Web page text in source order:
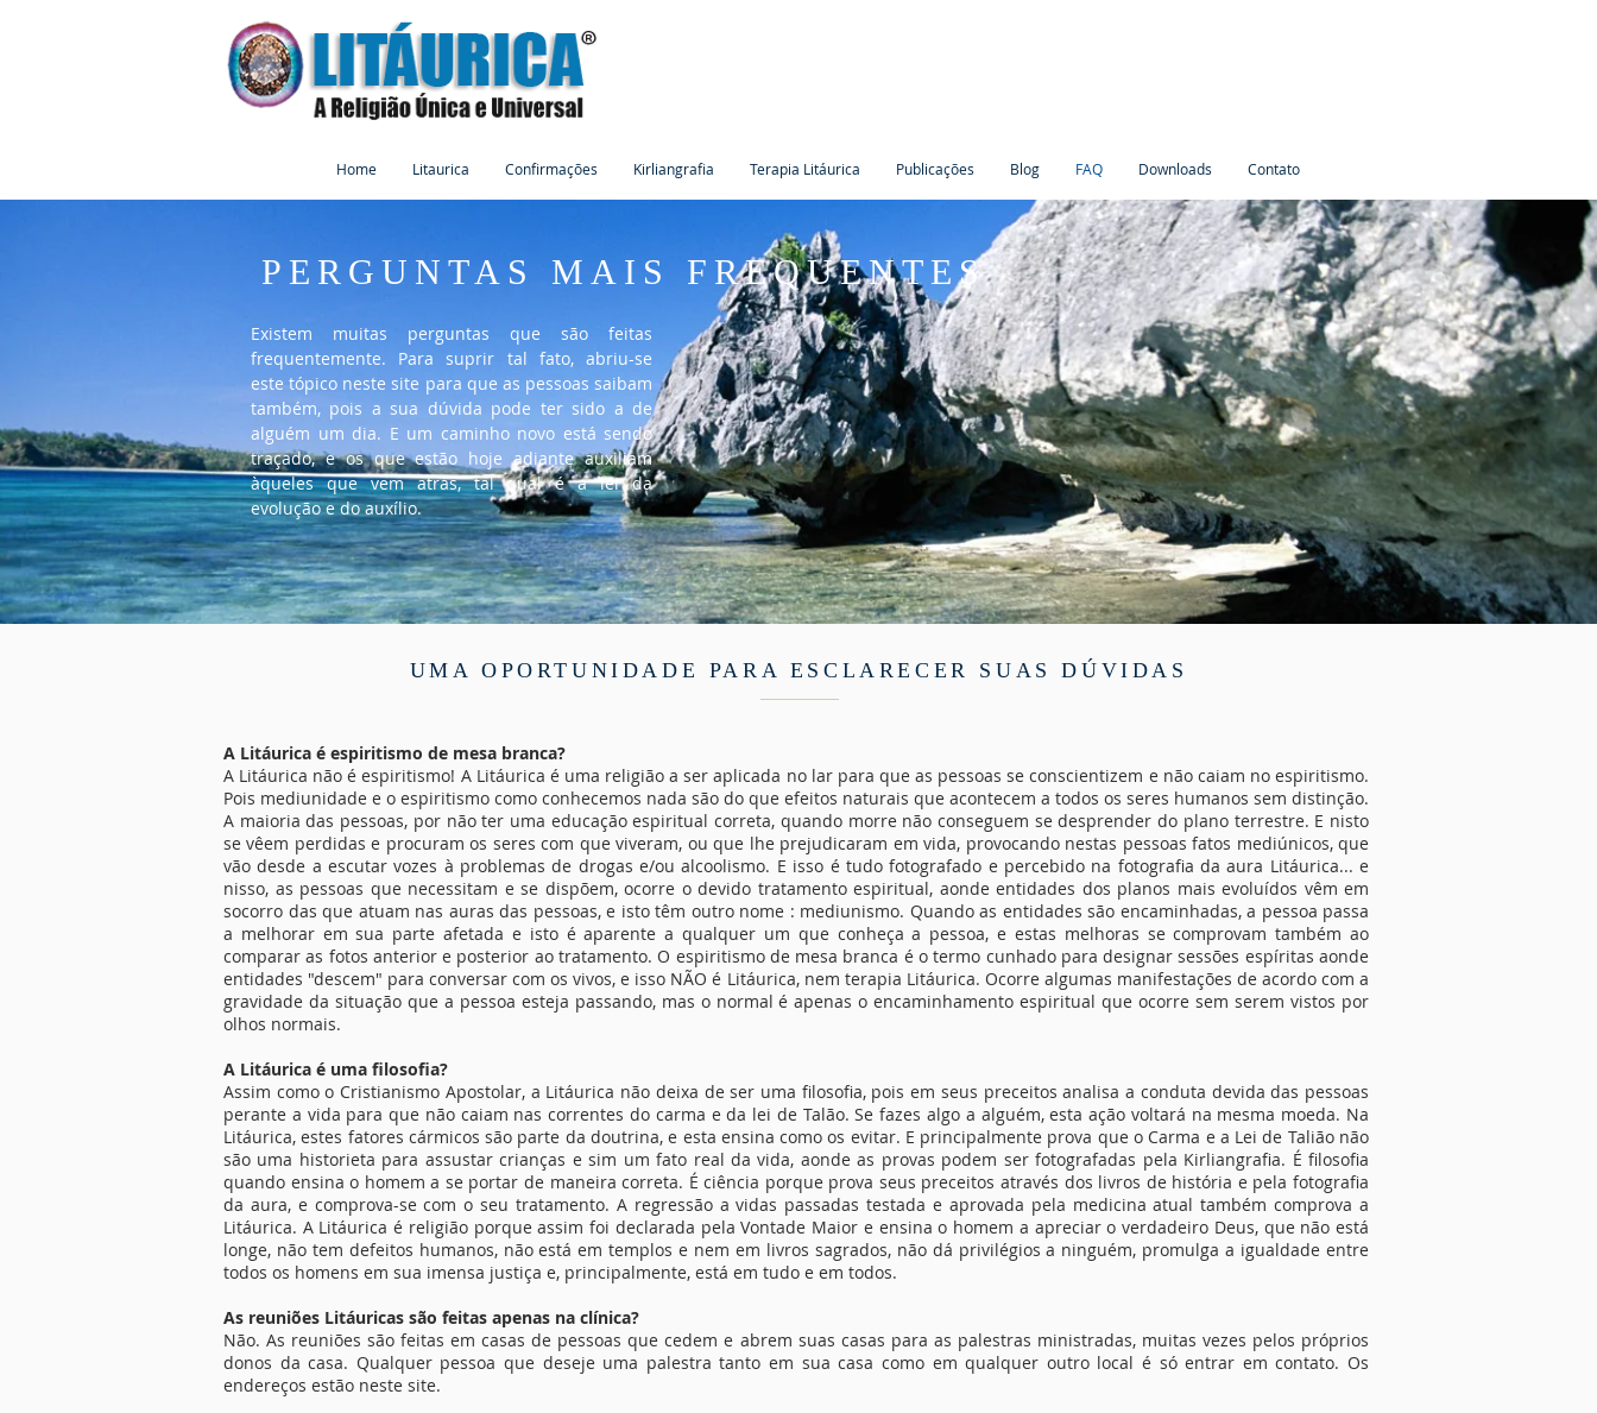
Home Litaurica Confirmações Kirliangrafia Terapia Litáurica Publicações Blog FAQ Downloads Contato
PERGUNTAS MAIS FREQUENTES
Existem muitas perguntas que são feitas
frequentemente. Para suprir tal fato, abriu-se
este tópico neste site para que as pessoas saibam
também, pois a sua dúvida pode ter sido a de
alguém um dia. E um caminho novo está sendo
traçado, e os que estão hoje adiante auxiliam
àqueles que vem atrás, tal qual é a lei da
evolução e do auxílio.
UMA OPORTUNIDADE PARA ESCLARECER SUAS DÚVIDAS
A Litáurica é espiritismo de mesa branca?
A Litáurica não é espiritismo! A Litáurica é uma religião a ser aplicada no lar para que as pessoas se conscientizem e não caiam no espiritismo.
Pois mediunidade e o espiritismo como conhecemos nada são do que efeitos naturais que acontecem a todos os seres humanos sem distinção.
A maioria das pessoas, por não ter uma educação espiritual correta, quando morre não conseguem se desprender do plano terrestre. E nisto
se vêem perdidas e procuram os seres com que viveram, ou que lhe prejudicaram em vida, provocando nestas pessoas fatos mediúnicos, que
vão desde a escutar vozes à problemas de drogas e/ou alcoolismo. E isso é tudo fotografado e percebido na fotografia da aura Litáurica... e
nisso, as pessoas que necessitam e se dispõem, ocorre o devido tratamento espiritual, aonde entidades dos planos mais evoluídos vêm em
socorro das que atuam nas auras das pessoas, e isto têm outro nome : mediunismo. Quando as entidades são encaminhadas, a pessoa passa
a melhorar em sua parte afetada e isto é aparente a qualquer um que conheça a pessoa, e estas melhoras se comprovam também ao
comparar as fotos anterior e posterior ao tratamento. O espiritismo de mesa branca é o termo cunhado para designar sessões espíritas aonde
entidades "descem" para conversar com os vivos, e isso NÃO é Litáurica, nem terapia Litáurica. Ocorre algumas manifestações de acordo com a
gravidade da situação que a pessoa esteja passando, mas o normal é apenas o encaminhamento espiritual que ocorre sem serem vistos por
olhos normais.
A Litáurica é uma filosofia?
Assim como o Cristianismo Apostolar, a Litáurica não deixa de ser uma filosofia, pois em seus preceitos analisa a conduta devida das pessoas
perante a vida para que não caiam nas correntes do carma e da lei de Talão. Se fazes algo a alguém, esta ação voltará na mesma moeda. Na
Litáurica, estes fatores cármicos são parte da doutrina, e esta ensina como os evitar. E principalmente prova que o Carma e a Lei de Talião não
são uma historieta para assustar crianças e sim um fato real da vida, aonde as provas podem ser fotografadas pela Kirliangrafia. É filosofia
quando ensina o homem a se portar de maneira correta. É ciência porque prova seus preceitos através dos livros de história e pela fotografia
da aura, e comprova-se com o seu tratamento. A regressão a vidas passadas testada e aprovada pela medicina atual também comprova a
Litáurica. A Litáurica é religião porque assim foi declarada pela Vontade Maior e ensina o homem a apreciar o verdadeiro Deus, que não está
longe, não tem defeitos humanos, não está em templos e nem em livros sagrados, não dá privilégios a ninguém, promulga a igualdade entre
todos os homens em sua imensa justiça e, principalmente, está em tudo e em todos.
As reuniões Litáuricas são feitas apenas na clínica?
Não. As reuniões são feitas em casas de pessoas que cedem e abrem suas casas para as palestras ministradas, muitas vezes pelos próprios
donos da casa. Qualquer pessoa que deseje uma palestra tanto em sua casa como em qualquer outro local é só entrar em contato. Os
endereços estão neste site.